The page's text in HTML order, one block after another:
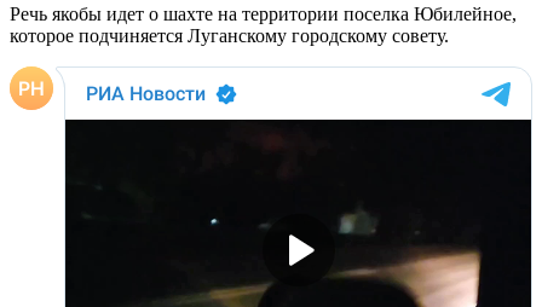
Речь якобы идет о шахте на территории поселка Юбилейное,
которое подчиняется Луганскому городскому совету.